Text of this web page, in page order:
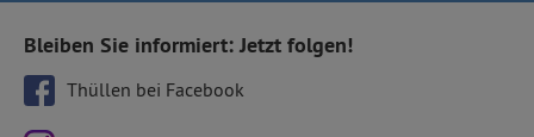
Bleiben Sie informiert: Jetzt folgen!
Thüllen bei Facebook